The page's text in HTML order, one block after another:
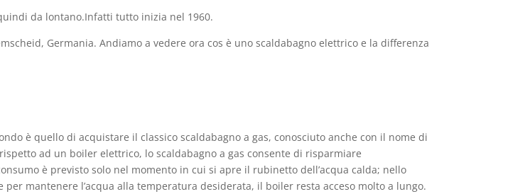
da lontano.Infatti tutto inizia nel 1960.
Germania. Andiamo a vedere ora cos è uno scaldabagno elettrico e la differenza
è quello di acquistare il classico scaldabagno a gas, conosciuto anche con il nome di
ad un boiler elettrico, lo scaldabagno a gas consente di risparmiare
è previsto solo nel momento in cui si apre il rubinetto dell’acqua calda; nello
mantenere l’acqua alla temperatura desiderata, il boiler resta acceso molto a lungo.